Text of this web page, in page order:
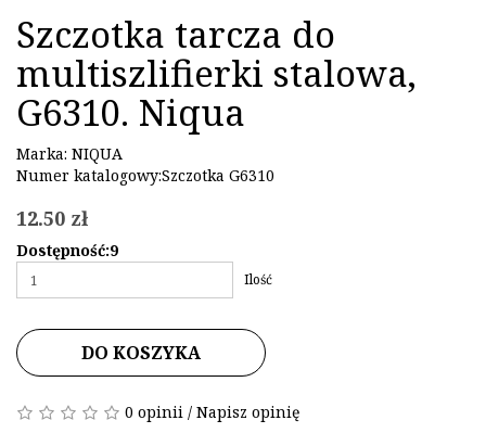
Szczotka tarcza do
multiszlifierki stalowa,
G6310. Niqua
Marka: NIQUA
Numer katalogowy:Szczotka G6310
12.50 zł
Dostępność:9
Ilość
DO KOSZYKA
0 opinii / Napisz opinię